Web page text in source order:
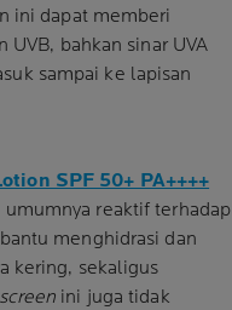
ini dapat memberi
bahkan sinar UVA
sampai ke lapisan
SPF 50+ PA++++
umumnya reaktif terhadap
menghidrasi dan
kering, sekaligus
ini juga tidak